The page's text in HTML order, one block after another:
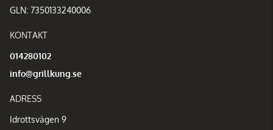
GLN: 7350133240006
KONTAKT
014280102
info@grillkung.se
ADRESS
Idrottsvägen 9